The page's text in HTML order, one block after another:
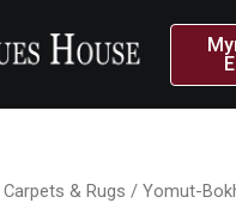
Carpets & Rugs / Yomut-